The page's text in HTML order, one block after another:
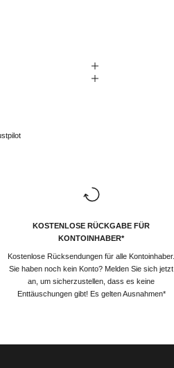
KOSTENLOSE RÜCKGABE FÜR
KONTOINHABER*
Kostenlose Rücksendungen für alle Kontoinhaber.
Sie haben noch kein Konto? Melden Sie sich jetzt
an, um sicherzustellen, dass es keine
Enttäuschungen gibt! Es gelten Ausnahmen*